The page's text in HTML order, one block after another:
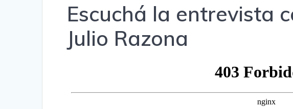
Escuchá la entrevista
Julio Razona